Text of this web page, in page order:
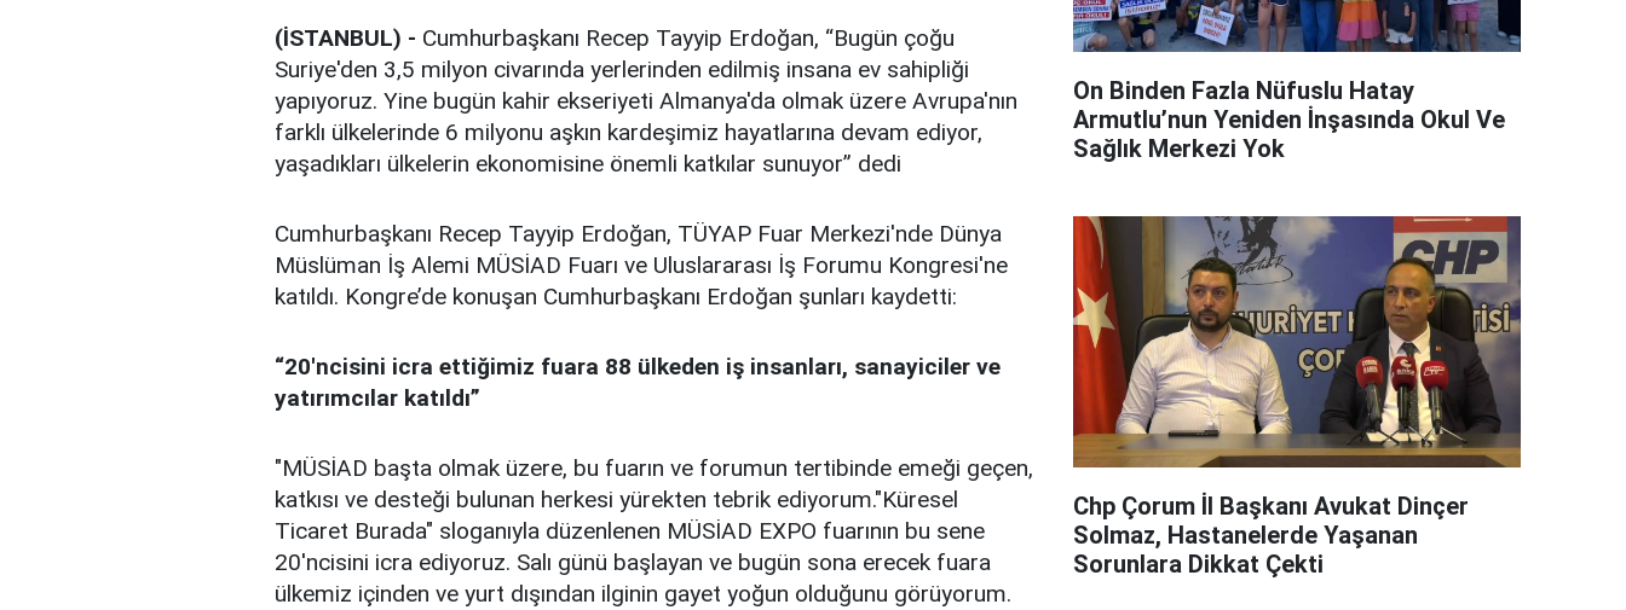
(İSTANBUL) - Cumhurbaşkanı Recep Tayyip Erdoğan, “Bugün çoğu
Suriye'den 3,5 milyon civarında yerlerinden edilmiş insana ev sahipliği
yapıyoruz. Yine bugün kahir ekseriyeti Almanya'da olmak üzere Avrupa'nın
farklı ülkelerinde 6 milyonu aşkın kardeşimiz hayatlarına devam ediyor,
yaşadıkları ülkelerin ekonomisine önemli katkılar sunuyor” dedi
Cumhurbaşkanı Recep Tayyip Erdoğan, TÜYAP Fuar Merkezi'nde Dünya
Müslüman İş Alemi MÜSİAD Fuarı ve Uluslararası İş Forumu Kongresi'ne
katıldı. Kongre’de konuşan Cumhurbaşkanı Erdoğan şunları kaydetti:
“20'ncisini icra ettiğimiz fuara 88 ülkeden iş insanları, sanayiciler ve
yatırımcılar katıldı”
"MÜSİAD başta olmak üzere, bu fuarın ve forumun tertibinde emeği geçen,
katkısı ve desteği bulunan herkesi yürekten tebrik ediyorum."Küresel
Ticaret Burada" sloganıyla düzenlenen MÜSİAD EXPO fuarının bu sene
20'ncisini icra ediyoruz. Salı günü başlayan ve bugün sona erecek fuara
ülkemiz içinden ve yurt dışından ilginin gayet yoğun olduğunu görüyorum.
On Binden Fazla Nüfuslu Hatay
Armutlu’nun Yeniden İnşasında Okul Ve
Sağlık Merkezi Yok
Chp Çorum İl Başkanı Avukat Dinçer
Solmaz, Hastanelerde Yaşanan
Sorunlara Dikkat Çekti